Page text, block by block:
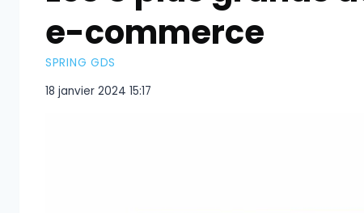
e-commerce
SPRING GDS
18 janvier 2024 15:17